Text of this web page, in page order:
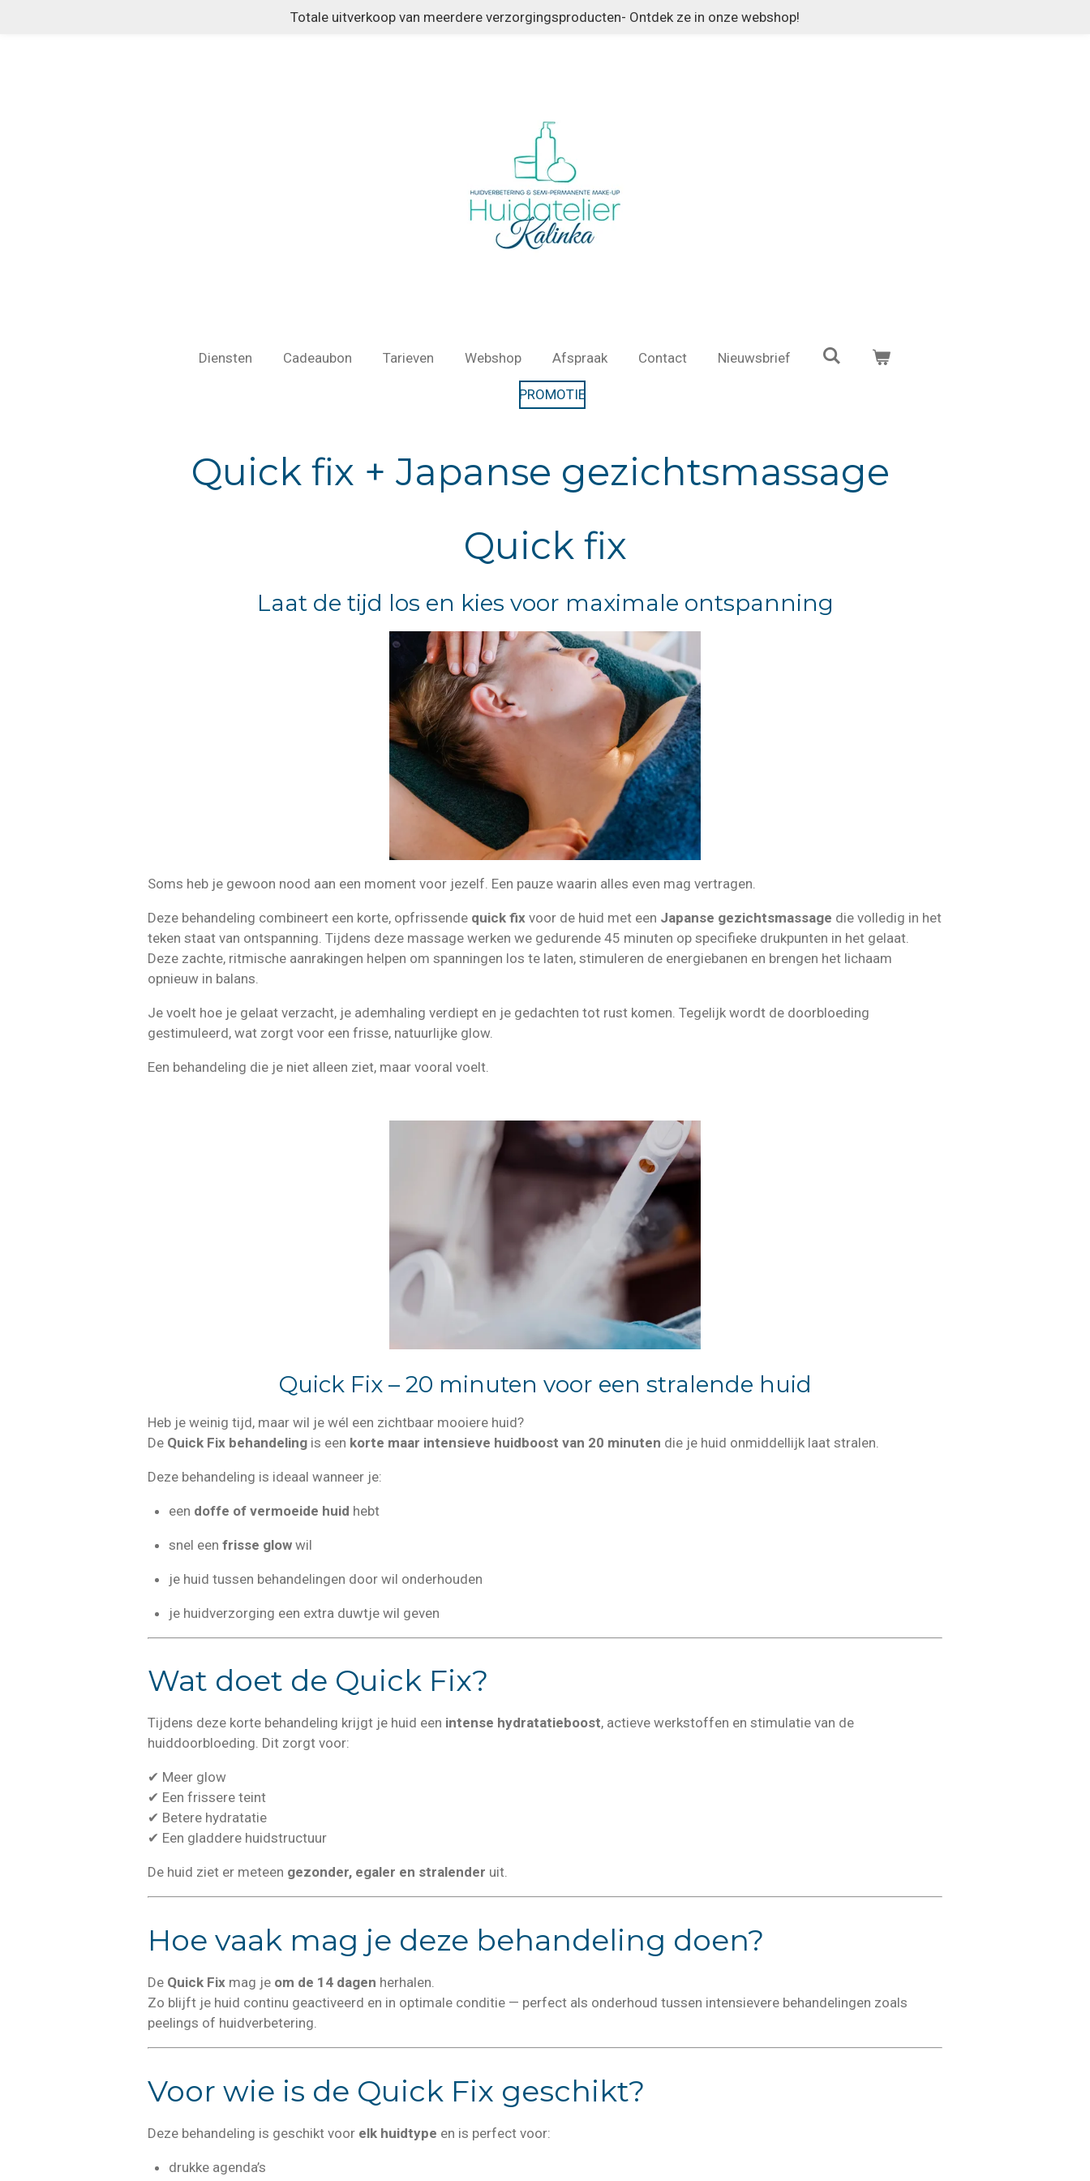
Totale uitverkoop van meerdere verzorgingsproducten- Ontdek ze in onze webshop!
Diensten Cadeaubon Tarieven Webshop Afspraak Contact Nieuwsbrief
PROMOTIE
Quick fix + Japanse gezichtsmassage
Quick fix
Laat de tijd los en kies voor maximale ontspanning
Soms heb je gewoon nood aan een moment voor jezelf. Een pauze waarin alles even mag vertragen.
Deze behandeling combineert een korte, opfrissende quick fix voor de huid met een Japanse gezichtsmassage die volledig in het
teken staat van ontspanning. Tijdens deze massage werken we gedurende 45 minuten op specifieke drukpunten in het gelaat.
Deze zachte, ritmische aanrakingen helpen om spanningen los te laten, stimuleren de energiebanen en brengen het lichaam
opnieuw in balans.
Je voelt hoe je gelaat verzacht, je ademhaling verdiept en je gedachten tot rust komen. Tegelijk wordt de doorbloeding
gestimuleerd, wat zorgt voor een frisse, natuurlijke glow.
Een behandeling die je niet alleen ziet, maar vooral voelt.
Quick Fix – 20 minuten voor een stralende huid
Heb je weinig tijd, maar wil je wél een zichtbaar mooiere huid?
De Quick Fix behandeling is een korte maar intensieve huidboost van 20 minuten die je huid onmiddellijk laat stralen.
Deze behandeling is ideaal wanneer je:
een doffe of vermoeide huid hebt
snel een frisse glowwil
je huid tussen behandelingen door wil onderhouden
je huidverzorging een extra duwtje wil geven
Wat doet de Quick Fix?
Tijdens deze korte behandeling krijgt je huid een intense hydratatieboost, actieve werkstoffen en stimulatie van de
huiddoorbloeding. Dit zorgt voor:
✔ Meer glow
✔ Een frissere teint
✔ Betere hydratatie
✔ Een gladdere huidstructuur
De huid ziet er meteen gezonder, egaler en stralender uit.
Hoe vaak mag je deze behandeling doen?
De Quick Fix mag je om de 14 dagen herhalen.
Zo blijft je huid continu geactiveerd en in optimale conditie — perfect als onderhoud tussen intensievere behandelingen zoals
peelings of huidverbetering.
Voor wie is de Quick Fix geschikt?
Deze behandeling is geschikt voor elk huidtype en is perfect voor:
drukke agenda’s